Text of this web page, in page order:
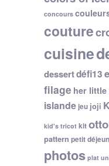
concours
couture
cuisine
dessertdéfi13
filage her little
islande jeu joji
kid's tricot kit
pattern petit
photos plat